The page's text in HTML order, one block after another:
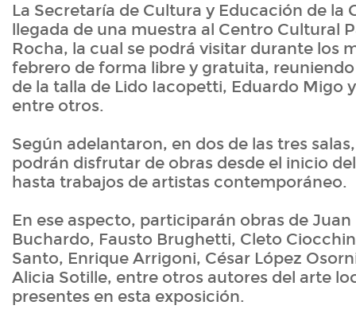
La Secretaría de Cultura y Educación de la
llegada de una muestra al Centro Cultural
Rocha, la cual se podrá visitar durante los
febrero de forma libre y gratuita,
de la talla de Lido Iacopetti, Eduardo Migo
entre otros.
Según adelantaron, en dos de las tres
podrán disfrutar de obras desde el inicio
hasta trabajos de artistas contemporáneo.
En ese aspecto, participarán obras de
Buchardo, Fausto Brughetti, Cleto
Santo, Enrique Arrigoni, César López
Alicia Sotille, entre otros autores del arte
presentes en esta exposición.